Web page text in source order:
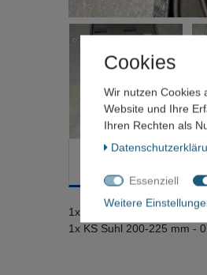
1x Massi 150-175 mm -
1x KS Suhl 200-225 mm -
Cookies
Wir nutzen Cookies
Website und Ihre
Ihren Rechten als
Essenziell
Weitere